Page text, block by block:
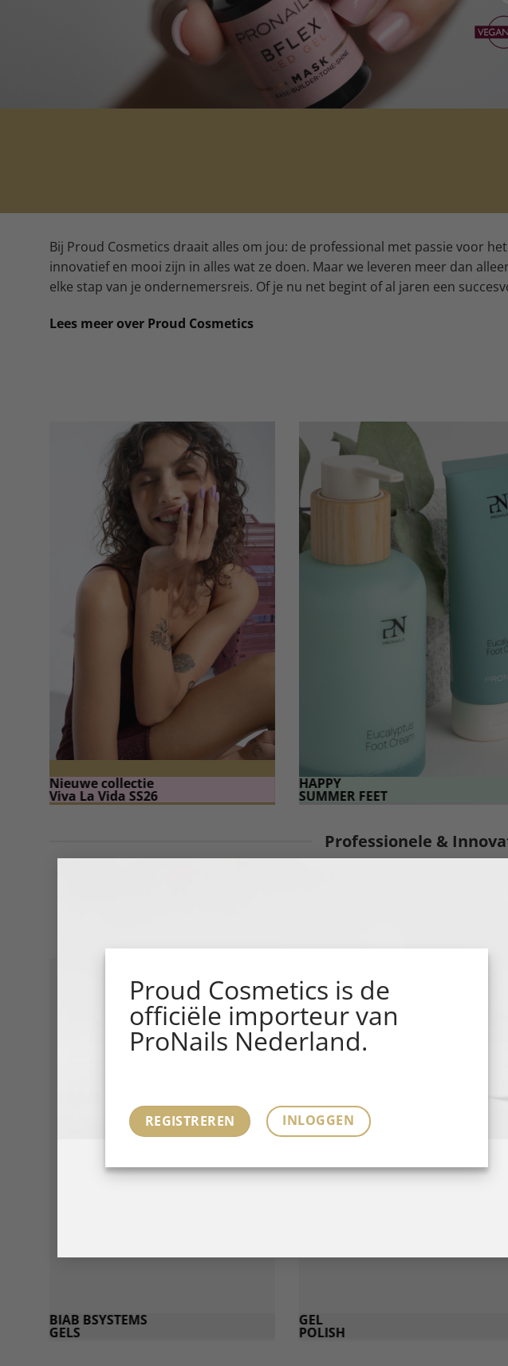
Proud Cosmetics is de
officiële importeur van
ProNails Nederland.
REGISTREREN INLOGGEN
Bij Proud Cosmetics draait alles om jou: de professional met passie voor
innovatief en mooi zijn in alles wat ze doen. Maar we leveren meer dan
elke stap van je ondernemersreis. Of je nu net begint of al jaren een
Lees meer over Proud Cosmetics
Nieuwe collectie
Viva La Vida SS26
HAPPY
SUMMER FEET
Professionele &
Werk met producten, tools én technieken die perfect
Ontdek nu de 4 ProNails salonsystemen en
BIAB BSYSTEMS
GELS
GEL
POLISH